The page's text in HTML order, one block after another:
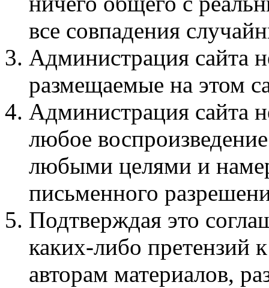
все совпадения
Администрация сайта
размещаемые на этом
Администрация сайта
любое
любыми целями и
письменного
Подтверждая это
каких-либо претензий
авторам материалов,